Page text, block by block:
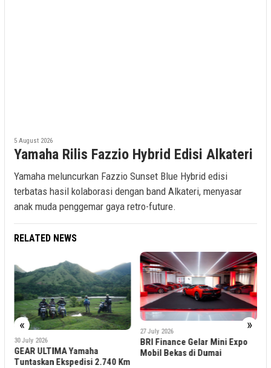
5 August 2026
Yamaha Rilis Fazzio Hybrid Edisi Alkateri
Yamaha meluncurkan Fazzio Sunset Blue Hybrid edisi
terbatas hasil kolaborasi dengan band Alkateri, menyasar
anak muda penggemar gaya retro-future.
RELATED NEWS
« »
Km
27 July 2026
BRI Finance Gelar Mini Expo
Mobil Bekas di Dumai